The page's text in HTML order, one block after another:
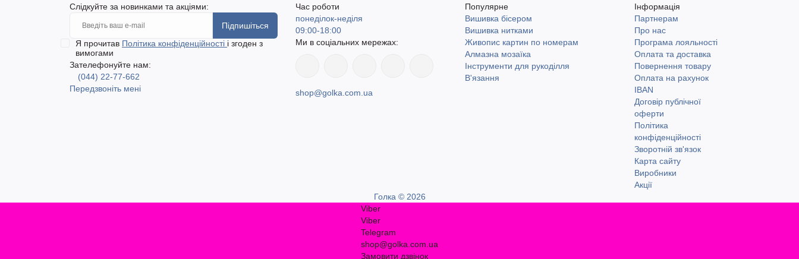
Слідкуйте за новинками та акціями:
Підпишіться
Я прочитав Політика конфіденційності і згоден з
вимогами
Зателефонуйте нам:
(044) 22-77-662
Передзвоніть мені
Час роботи
понеділок-неділя
09:00-18:00
Ми в соціальних мережах:
shop@golka.com.ua
Популярне
Вишивка бісером
Вишивка нитками
Живопис картин по номерам
Алмазна мозаїка
Інструменти для рукоділля
В'язання
Інформація
Партнерам
Про нас
Програма лояльності
Оплата та доставка
Повернення товару
Оплата на рахунок
IBAN
Договір публічної
оферти
Політика
конфіденційності
Зворотній зв'язок
Карта сайту
Виробники
Акції
Голка © 2026
Viber
Viber
Telegram
shop@golka.com.ua
Замовити дзвінок